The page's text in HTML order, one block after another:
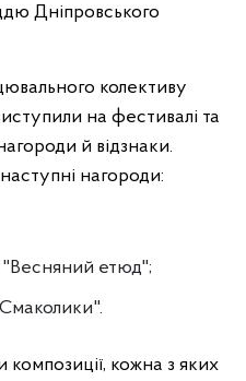
Дніпровського
колективу
на фестивалі та
й відзнаки.
нагороди:
"Весняний етюд";
кожна з яких